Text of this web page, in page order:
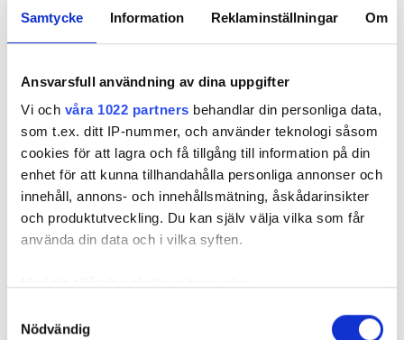
Samtycke Information Reklaminställningar Om
Ansvarsfull användning av dina uppgifter
Vi och våra 1022 partners behandlar din personliga data,
som t.ex. ditt IP-nummer, och använder teknologi såsom
cookies för att lagra och få tillgång till information på din
enhet för att kunna tillhandahålla personliga annonser och
innehåll, annons- och innehållsmätning, åskådarinsikter
och produktutveckling. Du kan själv välja vilka som får
använda din data och i vilka syften.
som kan ha en noggrannhet på upp till flera meter
Nödvändig
uppsägningen.